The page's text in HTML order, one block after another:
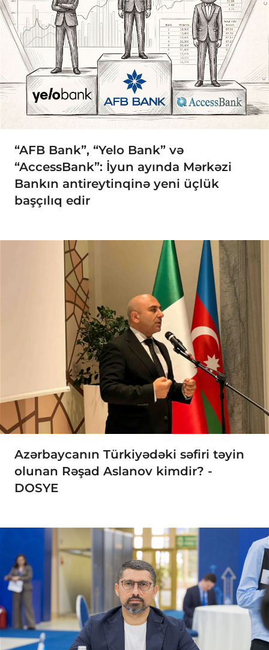
“AFB Bank”, “Yelo Bank” və
“AccessBank”: İyun ayında Mərkəzi
Bankın antireytinqinə yeni üçlük
başçılıq edir
Azərbaycanın Türkiyədəki səfiri təyin
olunan Rəşad Aslanov kimdir? -
DOSYE